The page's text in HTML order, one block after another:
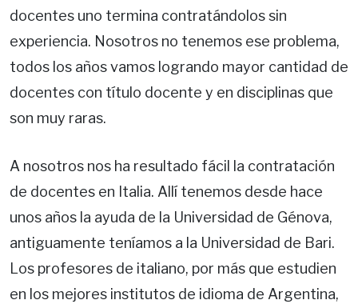
docentes uno termina contratándolos sin
experiencia. Nosotros no tenemos ese problema,
todos los años vamos logrando mayor cantidad de
docentes con título docente y en disciplinas que
son muy raras.
A nosotros nos ha resultado fácil la contratación
de docentes en Italia. Allí tenemos desde hace
unos años la ayuda de la Universidad de Génova,
antiguamente teníamos a la Universidad de Bari.
Los profesores de italiano, por más que estudien
en los mejores institutos de idioma de Argentina,